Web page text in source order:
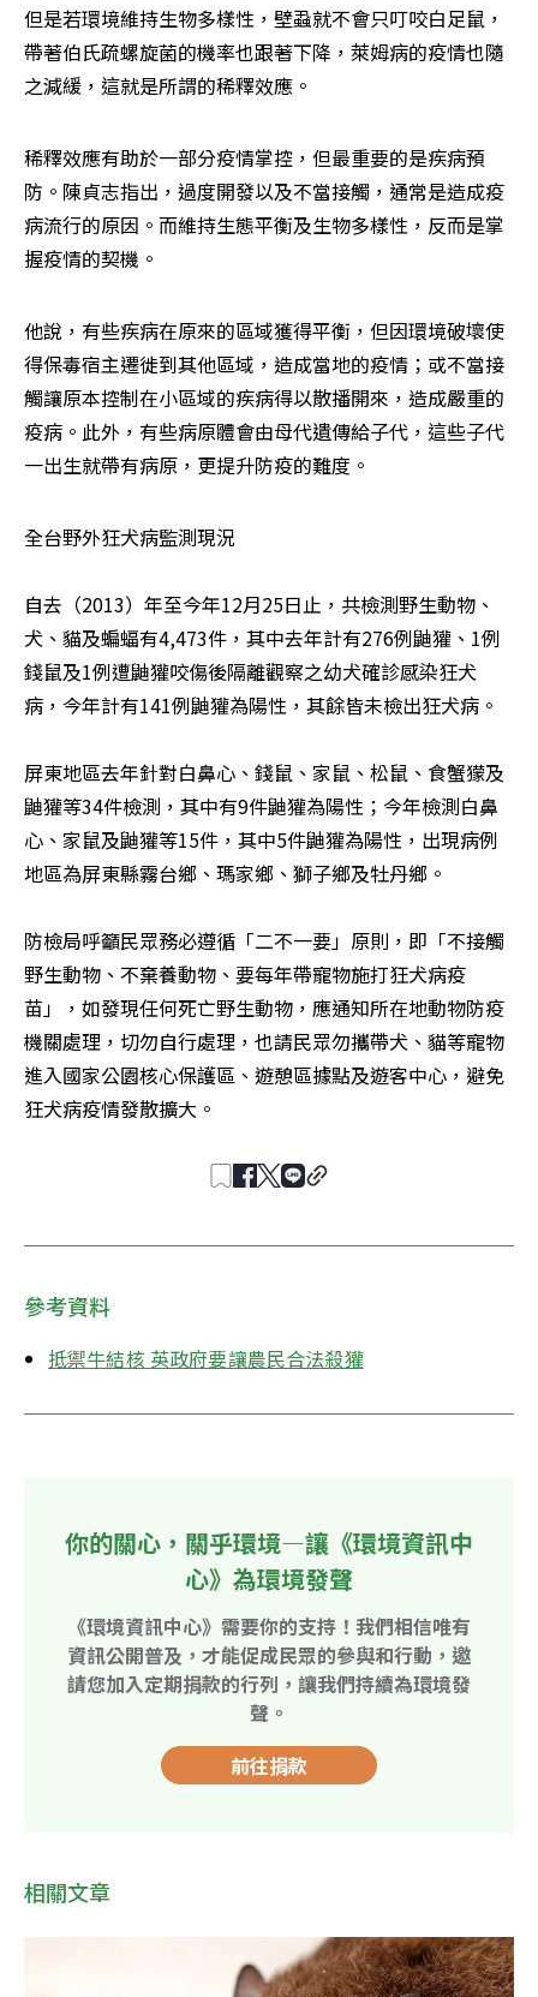
但是若環境維持生物多樣性，壁蝨就不會只叮咬白足鼠，
帶著伯氏疏螺旋菌的機率也跟著下降，萊姆病的疫情也隨
之減緩，這就是所謂的稀釋效應。
稀釋效應有助於一部分疫情掌控，但最重要的是疾病預
防。陳貞志指出，過度開發以及不當接觸，通常是造成疫
病流行的原因。而維持生態平衡及生物多樣性，反而是掌
握疫情的契機。
他說，有些疾病在原來的區域獲得平衡，但因環境破壞使
得保毒宿主遷徙到其他區域，造成當地的疫情；或不當接
觸讓原本控制在小區域的疾病得以散播開來，造成嚴重的
疫病。此外，有些病原體會由母代遺傳給子代，這些子代
一出生就帶有病原，更提升防疫的難度。
全台野外狂犬病監測現況
自去（2013）年至今年12月25日止，共檢測野生動物、
犬、貓及蝙蝠有4,473件，其中去年計有276例鼬獾、1例
錢鼠及1例遭鼬獾咬傷後隔離觀察之幼犬確診感染狂犬
病，今年計有141例鼬獾為陽性，其餘皆未檢出狂犬病。
屏東地區去年針對白鼻心、錢鼠、家鼠、松鼠、食蟹獴及
鼬獾等34件檢測，其中有9件鼬獾為陽性；今年檢測白鼻
心、家鼠及鼬獾等15件，其中5件鼬獾為陽性，出現病例
地區為屏東縣霧台鄉、瑪家鄉、獅子鄉及牡丹鄉。
防檢局呼籲民眾務必遵循「二不一要」原則，即「不接觸
野生動物、不棄養動物、要每年帶寵物施打狂犬病疫
苗」，如發現任何死亡野生動物，應通知所在地動物防疫
機關處理，切勿自行處理，也請民眾勿攜帶犬、貓等寵物
進入國家公園核心保護區、遊憩區據點及遊客中心，避免
狂犬病疫情發散擴大。
參考資料
抵禦牛結核 英政府要讓農民合法殺獾
你的關心，關乎環境—讓《環境資訊中
心》為環境發聲
《環境資訊中心》需要你的支持！我們相信唯有
資訊公開普及，才能促成民眾的參與和行動，邀
請您加入定期捐款的行列，讓我們持續為環境發
聲。
前往捐款
相關文章